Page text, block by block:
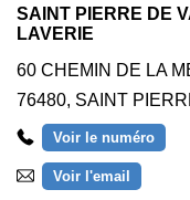
SAINT PIERRE DE
LAVERIE
60 CHEMIN DE LA
76480, SAINT
Voir le numéro
Voir l'email